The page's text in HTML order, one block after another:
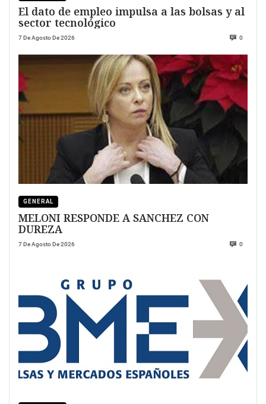
El dato de empleo impulsa a las bolsas y al
sector tecnológico
7 De Agosto De 2026 0
GENERAL
MELONI RESPONDE A SANCHEZ CON
DUREZA
7 De Agosto De 2026 0